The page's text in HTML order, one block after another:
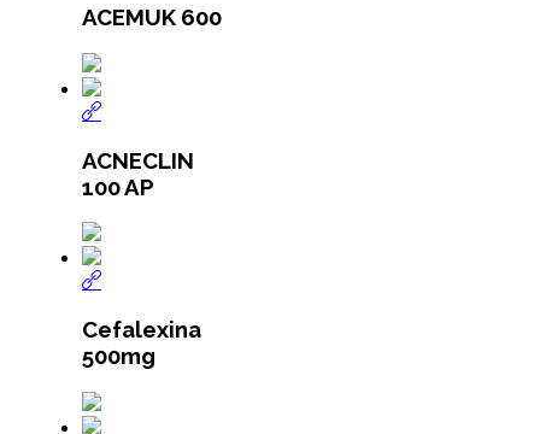
ACEMUK 600
ACNECLIN
100 AP
Cefalexina
500mg